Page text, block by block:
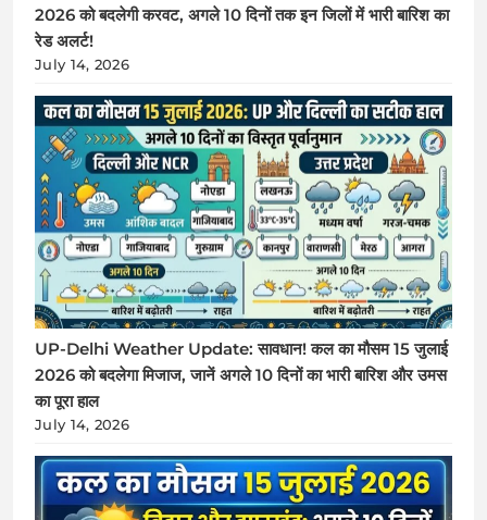
2026 को बदलेगी करवट, अगले 10 दिनों तक इन जिलों में भारी बारिश का
रेड अलर्ट!
July 14, 2026
UP-Delhi Weather Update: सावधान! कल का मौसम 15 जुलाई
2026 को बदलेगा मिजाज, जानें अगले 10 दिनों का भारी बारिश और उमस
का पूरा हाल
July 14, 2026